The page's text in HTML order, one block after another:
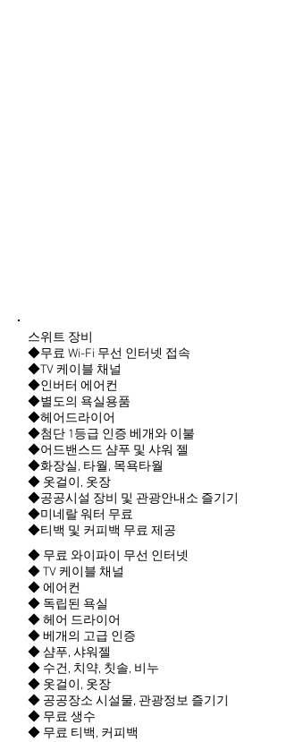
스위트 장비
◆무료 Wi-Fi 무선 인터넷 접속
◆TV 케이블 채널
◆인버터 에어컨
◆별도의 욕실용품
◆헤어드라이어
◆첨단 1등급 인증 베개와 이불
◆어드밴스드 샴푸 및 샤워 젤
◆화장실, 타월, 목욕타월
◆ 옷걸이, 옷장
◆공공시설 장비 및 관광안내소 즐기기
◆미네랄 워터 무료
◆티백 및 커피백 무료 제공
◆ 무료 와이파이 무선 인터넷
◆ TV 케이블 채널
◆ 에어컨
◆ 독립된 욕실
◆ 헤어 드라이어
◆ 베개의 고급 인증
◆ 샴푸, 샤워젤
◆ 수건, 치약, 칫솔, 비누
◆ 옷걸이, 옷장
◆ 공공장소 시설물, 관광정보 즐기기
◆ 무료 생수
◆ 무료 티백, 커피백